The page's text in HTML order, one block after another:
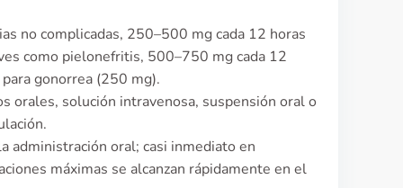
no complicadas, 250–500 mg cada 12 horas
como pielonefritis, 500–750 mg cada 12
gonorrea (250 mg).
orales, solución intravenosa, suspensión oral o
administración oral; casi inmediato en
máximas se alcanzan rápidamente en el